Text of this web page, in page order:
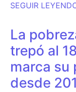
SEGUIR
La
trepó al
marca su
desde